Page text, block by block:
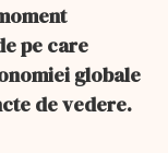
pe care
globale
de vedere.